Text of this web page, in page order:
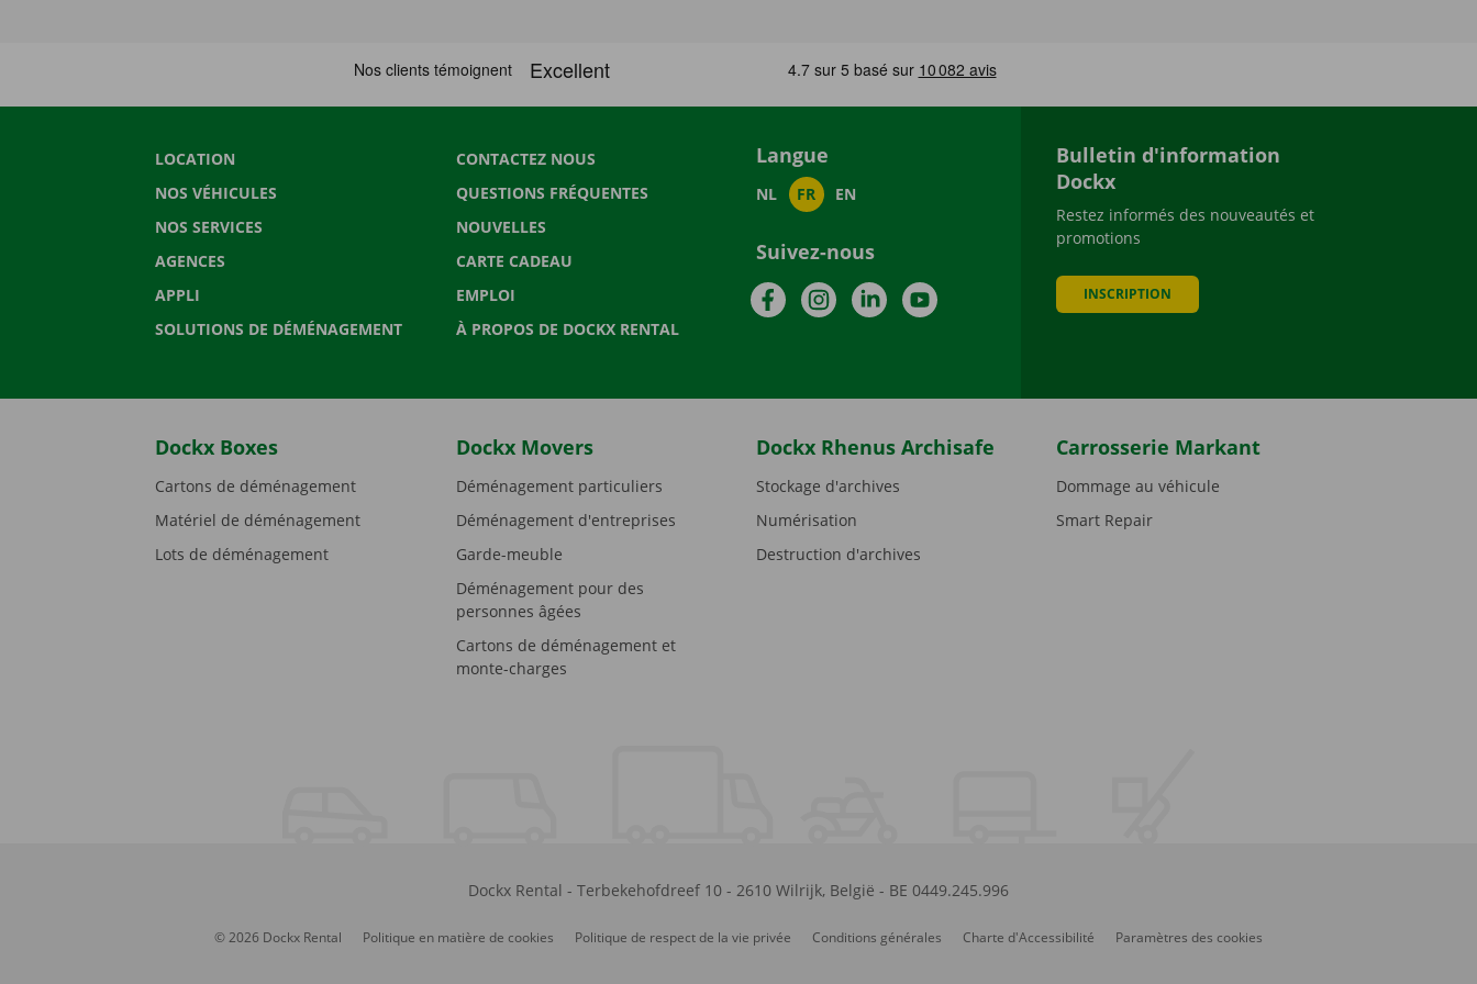
LOCATION
NOS VÉHICULES
NOS SERVICES
AGENCES
APPLI
SOLUTIONS DE DÉMÉNAGEMENT
CONTACTEZ NOUS
QUESTIONS FRÉQUENTES
NOUVELLES
CARTE CADEAU
EMPLOI
À PROPOS DE DOCKX RENTAL
Langue
NL FR EN
Suivez-nous
FacebookInstagramLinkedInYouTube
Bulletin d'information
Dockx
Restez informés des nouveautés et
promotions
INSCRIPTION
Dockx Boxes
Cartons de déménagement
Matériel de déménagement
Lots de déménagement
Dockx Movers
Déménagement particuliers
Déménagement d'entreprises
Garde-meuble
Déménagement pour des
personnes âgées
Cartons de déménagement et
monte-charges
Dockx Rhenus Archisafe
Stockage d'archives
Numérisation
Destruction d'archives
Carrosserie Markant
Dommage au véhicule
Smart Repair
Dockx Rental - Terbekehofdreef 10- 2610 Wilrijk, België - BE 0449.245.996
© 2026 Dockx Rental Politique en matière de cookies Politique de respect de la vie privée Conditions générales Charte d'Accessibilité Paramètres des cookies